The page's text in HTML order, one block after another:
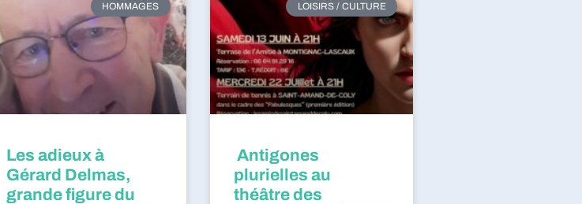
HOMMAGES
Les adieux à
Gérard Delmas,
grande figure du
LOISIRS / CULTURE
Antigones
plurielles au
théâtre des